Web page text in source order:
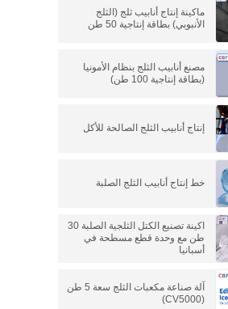
ماكينة إنتاج أنابيب ثلج (الثلج
الأنبوبي) بطاقة إنتاجية 50 طن
مصنع أنابيب الثلج بنظام الأمونيا
(بطاقة إنتاجية 100 طن)
إنتاج أنابيب الثلج الصالحة للأكل
خط إنتاج أنابيب الثلج الصلبة
اكينة تصنيع الكتل الثلجية الصلبة 30
طن مع وحدة قطع مسطحة في
أسبانيا
آلة صناعة مكعبات الثلج سعة 5 طن
(CV5000)